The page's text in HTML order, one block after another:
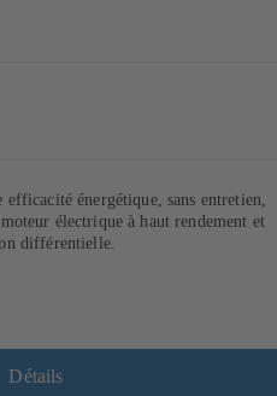
énergétique, sans entretien,
électrique à haut rendement et
différentielle.
Détails